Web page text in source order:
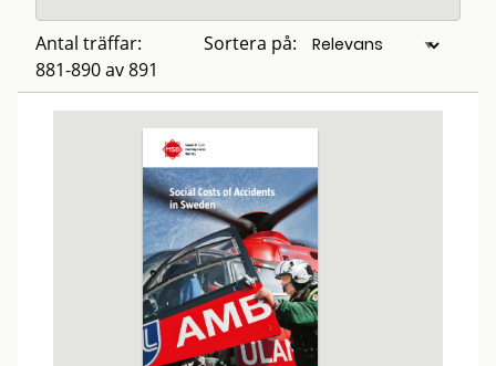
Antal träffar:
881-890 av 891
Sortera på: